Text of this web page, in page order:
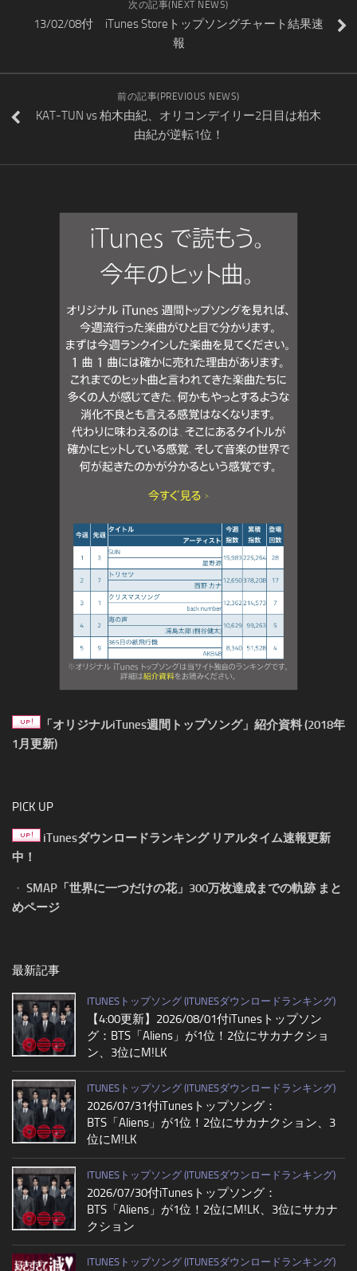
次の記事(NEXT NEWS)
13/02/08付 iTunes Storeトップソングチャート結果速
報
前の記事(PREVIOUS NEWS)
KAT-TUN vs 柏木由紀、オリコンデイリー2日目は柏木
由紀が逆転1位！
「オリジナルiTunes週間トップソング」紹介資料 (2018年
1月更新)
PICK UP
iTunesダウンロードランキング リアルタイム速報更新
中！
・ SMAP「世界に一つだけの花」300万枚達成までの軌跡 まと
めページ
最新記事
ITUNESトップソング (ITUNESダウンロードランキング)
【4:00更新】2026/08/01付iTunesトップソン
グ：BTS「Aliens」が1位！2位にサカナクショ
ン、3位にM!LK
ITUNESトップソング (ITUNESダウンロードランキング)
2026/07/31付iTunesトップソング：
BTS「Aliens」が1位！2位にサカナクション、3
位にM!LK
ITUNESトップソング (ITUNESダウンロードランキング)
2026/07/30付iTunesトップソング：
BTS「Aliens」が1位！2位にM!LK、3位にサカナ
クション
ITUNESトップソング (ITUNESダウンロードランキング)